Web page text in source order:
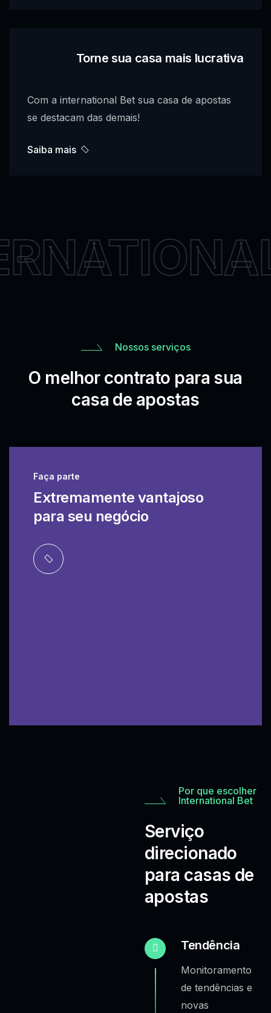
Torne sua casa mais lucrativa
Com a international Bet sua casa de apostas
se destacam das demais!
Saiba mais
Nossos serviços
O melhor contrato para sua
casa de apostas
Faça parte
Extremamente vantajoso
para seu negócio
Por que escolher
International Bet
Serviço
direcionado
para casas de
apostas
Tendência
Monitoramento
de tendências e
novas